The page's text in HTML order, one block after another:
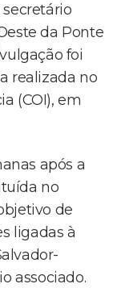
da Ponte
foi
realizada no
(COI), em
após a
no
de
ligadas à
associado.